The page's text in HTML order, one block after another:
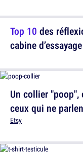
Top 10 des réflexions odieuses des copines à la
cabine
Un collier "poop",
ceux qui ne
Etsy